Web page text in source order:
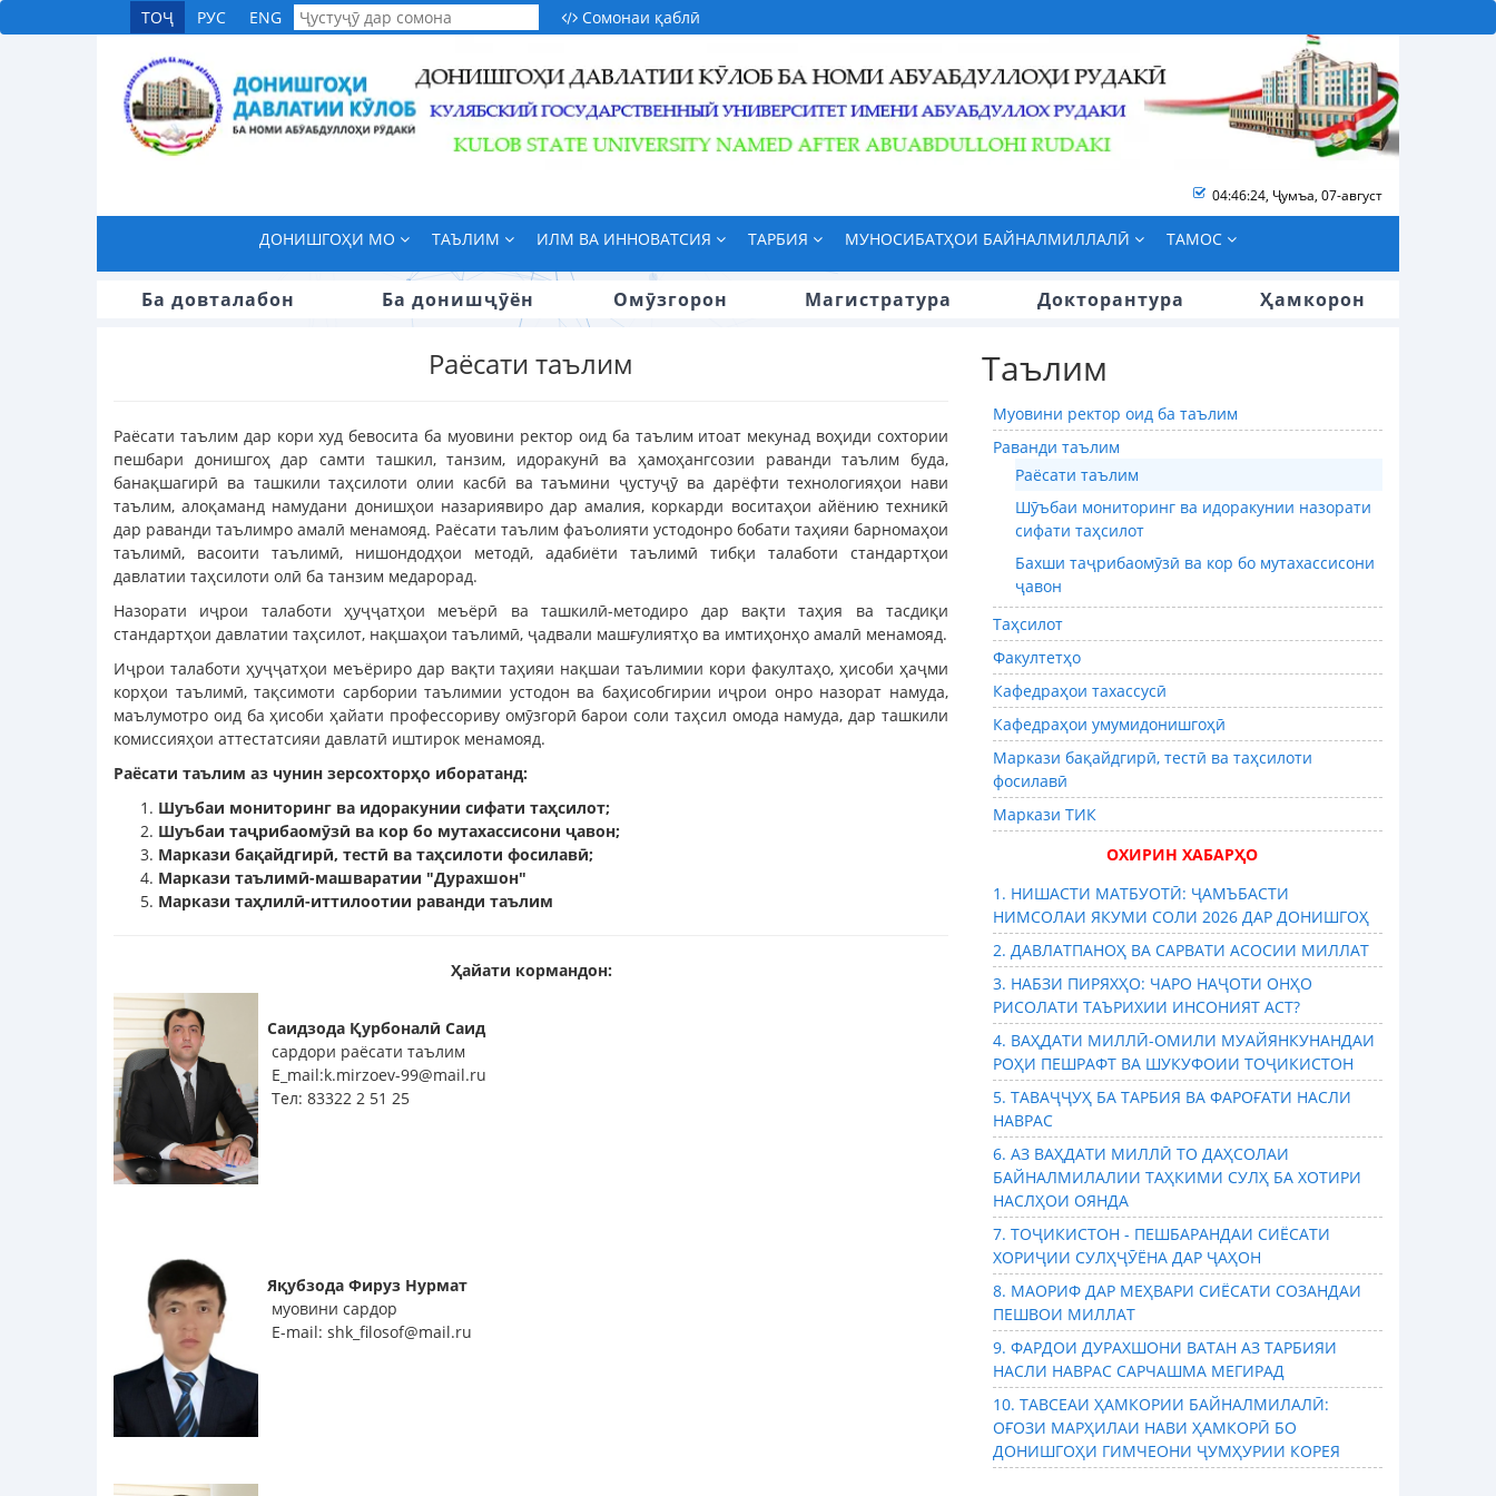
ТОҶ РУС ENG Сомонаи қаблӣ
04:46:25, Ҷумъа, 07-август
ДОНИШГОҲИ МО ТАЪЛИМ ИЛМ ВА ИННОВАТСИЯ ТАРБИЯ МУНОСИБАТҲОИ БАЙНАЛМИЛЛАЛӢ ТАМОС
Ба довталабон Ба донишҷӯён Омӯзгорон Магистратура Докторантура Ҳамкорон
Раёсати таълим
Раёсати таълим дар кори худ бевосита ба муовини ректор оид ба таълим итоат мекунад воҳиди сохтории
пешбари донишгоҳ дар самти ташкил, танзим, идоракунӣ ва ҳамоҳангсозии раванди таълим буда,
банақшагирӣ ва ташкили таҳсилоти олии касбӣ ва таъмини ҷустуҷӯ ва дарёфти технологияҳои нави
таълим, алоқаманд намудани донишҳои назариявиро дар амалия, коркарди воситаҳои айёнию техникӣ
дар раванди таълимро амалӣ менамояд. Раёсати таълим фаъолияти устодонро бобати таҳияи барномаҳои
таълимӣ, васоити таълимӣ, нишондодҳои методӣ, адабиёти таълимӣ тибқи талаботи стандартҳои
давлатии таҳсилоти олӣ ба танзим медарорад.
Назорати иҷрои талаботи ҳуҷҷатҳои меъёрӣ ва ташкилӣ-методиро дар вақти таҳия ва тасдиқи
стандартҳои давлатии таҳсилот, нақшаҳои таълимӣ, ҷадвали машғулиятҳо ва имтиҳонҳо амалӣ менамояд.
Иҷрои талаботи ҳуҷҷатҳои меъёриро дар вақти таҳияи нақшаи таълимии кори факултаҳо, ҳисоби ҳаҷми
корҳои таълимӣ, тақсимоти сарбории таълимии устодон ва баҳисобгирии иҷрои онро назорат намуда,
маълумотро оид ба ҳисоби ҳайати профессориву омӯзгорӣ барои соли таҳсил омода намуда, дар ташкили
комиссияҳои аттестатсияи давлатӣ иштирок менамояд.
Раёсати таълим аз чунин зерсохторҳо иборатанд:
Шуъбаи мониторинг ва идоракунии сифати таҳсилот;
Шуъбаи таҷрибаомӯзӣ ва кор бо мутахассисони ҷавон;
Маркази бақайдгирӣ, тестӣ ва таҳсилоти фосилавӣ;
Маркази таълимӣ-машваратии "Дурахшон"
Маркази таҳлилӣ-иттилоотии раванди таълим
Ҳайати кормандон:
Саидзода Қурбоналӣ Саид
сардори раёсати таълим
E_mail:k.mirzoev-99@mail.ru
Тел: 83322 2 51 25
Яқубзода Фируз Нурмат
муовини сардор
E-mail: shk_filosof@mail.ru
Таълим
Муовини ректор оид ба таълим
Раванди таълим
Раёсати таълим
Шӯъбаи мониторинг ва идоракунии назорати
сифати таҳсилот
Бахши таҷрибаомӯзӣ ва кор бо мутахассисони
ҷавон
Таҳсилот
Факултетҳо
Кафедраҳои тахассусӣ
Кафедраҳои умумидонишгоҳӣ
Маркази бақайдгирӣ, тестӣ ва таҳсилоти
фосилавӣ
Маркази ТИК
ОХИРИН ХАБАРҲО
1. НИШАСТИ МАТБУОТӢ: ҶАМЪБАСТИ
НИМСОЛАИ ЯКУМИ СОЛИ 2026 ДАР ДОНИШГОҲ
2. ДАВЛАТПАНОҲ ВА САРВАТИ АСОСИИ МИЛЛАТ
3. НАБЗИ ПИРЯХҲО: ЧАРО НАҶОТИ ОНҲО
РИСОЛАТИ ТАЪРИХИИ ИНСОНИЯТ АСТ?
4. ВАҲДАТИ МИЛЛӢ-ОМИЛИ МУАЙЯНКУНАНДАИ
РОҲИ ПЕШРАФТ ВА ШУКУФОИИ ТОҶИКИСТОН
5. ТАВАҶҶУҲ БА ТАРБИЯ ВА ФАРОҒАТИ НАСЛИ
НАВРАС
6. АЗ ВАҲДАТИ МИЛЛӢ ТО ДАҲСОЛАИ
БАЙНАЛМИЛАЛИИ ТАҲКИМИ СУЛҲ БА ХОТИРИ
НАСЛҲОИ ОЯНДА
7. ТОҶИКИСТОН - ПЕШБАРАНДАИ СИЁСАТИ
ХОРИҶИИ СУЛҲҶӮЁНА ДАР ҶАҲОН
8. МАОРИФ ДАР МЕҲВАРИ СИЁСАТИ СОЗАНДАИ
ПЕШВОИ МИЛЛАТ
9. ФАРДОИ ДУРАХШОНИ ВАТАН АЗ ТАРБИЯИ
НАСЛИ НАВРАС САРЧАШМА МЕГИРАД
10. ТАВСЕАИ ҲАМКОРИИ БАЙНАЛМИЛАЛӢ:
ОҒОЗИ МАРҲИЛАИ НАВИ ҲАМКОРӢ БО
ДОНИШГОҲИ ГИМЧЕОНИ ҶУМҲУРИИ КОРЕЯ